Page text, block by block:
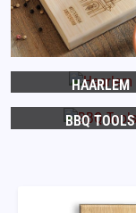
HAARLEM
BBQ TOOLS